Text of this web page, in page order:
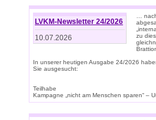
LVKM-Newsletter 24/2026
10.07.2026
…
zu
In unserer heutigen Ausgabe 24/2026
Sie ausgesucht:
Teilhabe
Kampagne „nicht am Menschen sparen“ –